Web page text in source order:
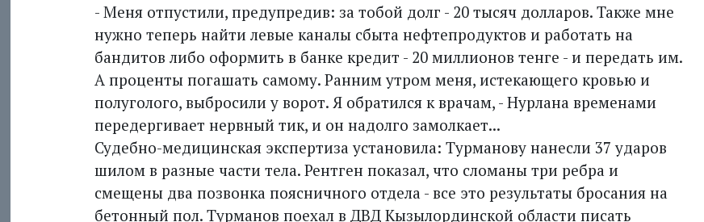
- Меня отпустили, предупредив: за тобой долг - 20 тысяч долларов. Также мне
нужно теперь найти левые каналы сбыта нефтепродуктов и работать на
бандитов либо оформить в банке кредит - 20 миллионов тенге - и передать им.
А проценты погашать самому. Ранним утром меня, истекающего кровью и
полуголого, выбросили у ворот. Я обратился к врачам, - Нурлана временами
передергивает нервный тик, и он надолго замолкает...
Судебно-медицинская экспертиза установила: Турманову нанесли 37 ударов
шилом в разные части тела. Рентген показал, что сломаны три ребра и
смещены два позвонка поясничного отдела - все это результаты бросания на
бетонный пол. Турманов поехал в ДВД Кызыл­ординской области писать